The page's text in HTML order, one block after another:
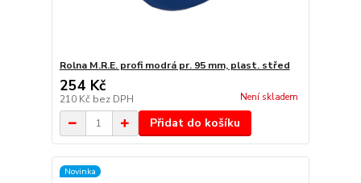
Rolna M.R.E. profi modrá pr. 95 mm, plast. střed
254 Kč
210 Kč bez DPH Není skladem
Přidat do košíku
Novinka